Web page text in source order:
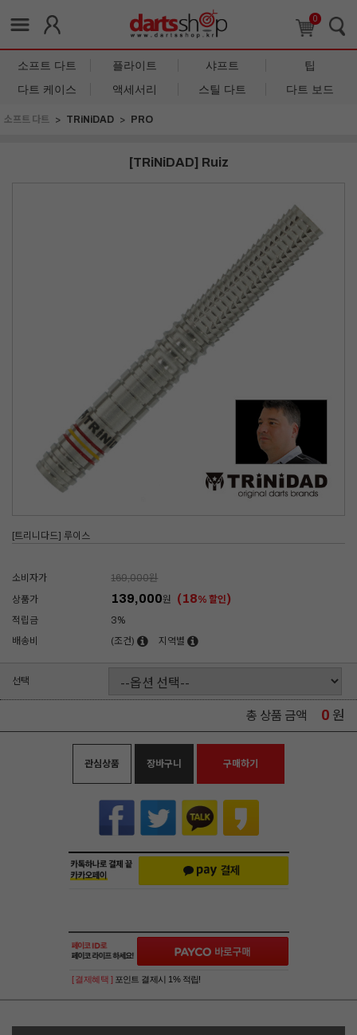
0
소프트 다트 플라이트 샤프트
팁
다트 케이스
액세서리 스틸 다트 다트 보드
소프트 다트 TRiNiDAD PRO
[TRiNiDAD] Ruiz
[트리니다드] 루이스
소비자가 169,000원
상품가
139,000원 (18% 할인)
적립금
3%
배송비
(조건) 지역별
선택
총 상품 금액 0 원
관심상품 장바구니 구매하기
[ 결제혜택 ] 포인트 결제시 1% 적립!